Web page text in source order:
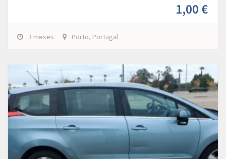
1,00 €
3 meses Porto, Portugal